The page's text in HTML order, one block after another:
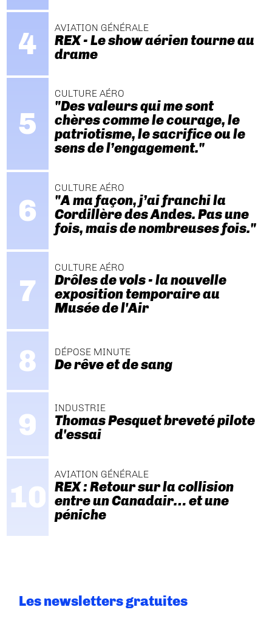
AVIATION GÉNÉRALE
REX - Le show aérien tourne au
drame
CULTURE AÉRO
"Des valeurs qui me sont
chères comme le courage, le
patriotisme, le sacrifice ou le
sens de l’engagement."
CULTURE AÉRO
"A ma façon, j’ai franchi la
Cordillère des Andes. Pas une
fois, mais de nombreuses fois."
CULTURE AÉRO
Drôles de vols - la nouvelle
exposition temporaire au
Musée de l'Air
DÉPOSE MINUTE
De rêve et de sang
INDUSTRIE
Thomas Pesquet breveté pilote
d'essai
AVIATION GÉNÉRALE
REX : Retour sur la collision
entre un Canadair… et une
péniche
Les newsletters gratuites